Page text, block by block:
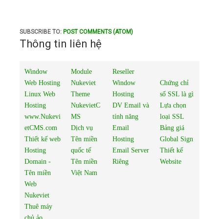
SUBSCRIBE TO: POST COMMENTS (ATOM)
Thông tin liên hệ
Window
Web Hosting
Linux Web
Hosting
www.Nukevi
etCMS.com
Thiết kế web
Hosting
Domain -
Tên miền
Web
Nukeviet
Thuê máy
Module
Nukeviet
Theme
NukevietC
MS
Dịch vụ
Tên miền
quốc tế
Tên miền
Việt Nam
Reseller
Window
Hosting
DV Email và
tính năng
Email
Hosting
Email Server
Riêng
Chứng chỉ
số SSL là gì
Lựa chọn
loại SSL
Bảng giá
Global Sign
Thiết kế
Website